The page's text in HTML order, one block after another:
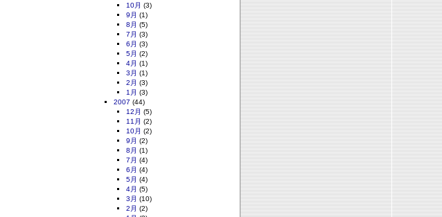
10月 (3)
9月 (1)
8月 (5)
7月 (3)
6月 (3)
5月 (2)
4月 (1)
3月 (1)
2月 (3)
1月 (3)
2007 (44)
12月 (5)
11月 (2)
10月 (2)
9月 (2)
8月 (1)
7月 (4)
6月 (4)
5月 (4)
4月 (5)
3月 (10)
2月 (2)